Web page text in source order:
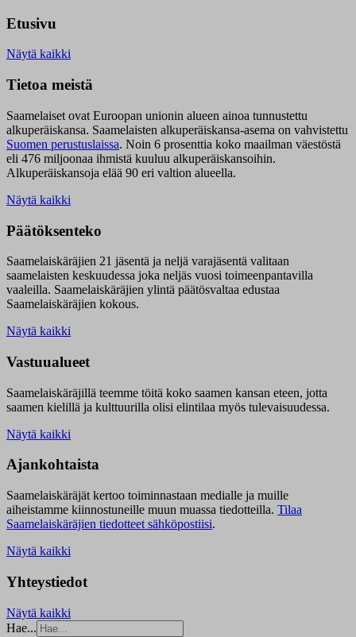
Etusivu
Näytä kaikki
Tietoa meistä
Saamelaiset ovat Euroopan unionin alueen ainoa tunnustettu
alkuperäiskansa. Saamelaisten alkuperäiskansa-asema on vahvistettu
Suomen perustuslaissa. Noin 6 prosenttia koko maailman väestöstä
eli 476 miljoonaa ihmistä kuuluu alkuperäiskansoihin.
Alkuperäiskansoja elää 90 eri valtion alueella.
Näytä kaikki
Päätöksenteko
Saamelaiskäräjien 21 jäsentä ja neljä varajäsentä valitaan
saamelaisten keskuudessa joka neljäs vuosi toimeenpantavilla
vaaleilla. Saamelaiskäräjien ylintä päätösvaltaa edustaa
Saamelaiskäräjien kokous.
Näytä kaikki
Vastuualueet
Saamelaiskäräjillä teemme töitä koko saamen kansan eteen, jotta
saamen kielillä ja kulttuurilla olisi elintilaa myös tulevaisuudessa.
Näytä kaikki
Ajankohtaista
Saamelaiskäräjät kertoo toiminnastaan medialle ja muille
aiheistamme kiinnostuneille muun muassa tiedotteilla. Tilaa
Saamelaiskäräjien tiedotteet sähköpostiisi.
Näytä kaikki
Yhteystiedot
Näytä kaikki
Hae...